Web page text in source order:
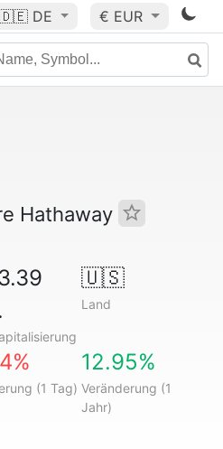
🇩🇪 DE € EUR
Hathaway
🇺🇸
Land
(1 Tag)
12.95%
Veränderung (1
Jahr)